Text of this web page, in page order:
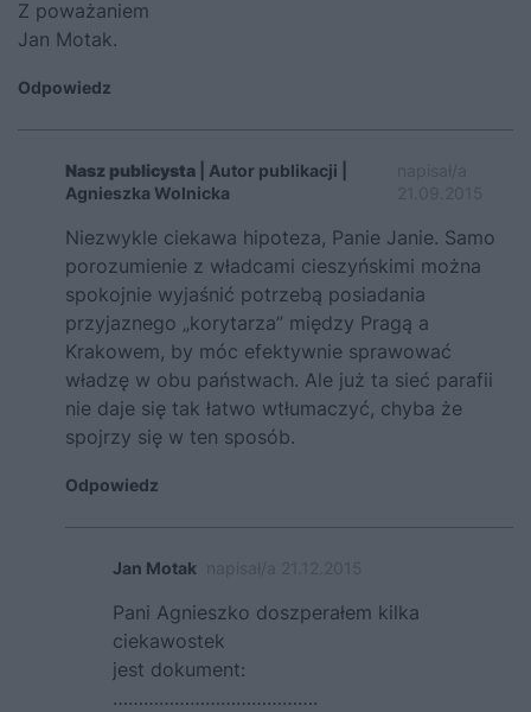
Z poważaniem
Jan Motak.
Odpowiedz
Nasz publicysta | Autor publikacji |
Agnieszka Wolnicka
Niezwykle ciekawa hipoteza, Panie Janie. Samo
porozumienie z władcami cieszyńskimi można
spokojnie wyjaśnić potrzebą posiadania
przyjaznego „korytarza” między Pragą a
Krakowem, by móc efektywnie sprawować
władzę w obu państwach. Ale już ta sieć parafii
nie daje się tak łatwo wtłumaczyć, chyba że
spojrzy się w ten sposób.
Odpowiedz
Jan Motak
Pani Agnieszko doszperałem kilka
ciekawostek
jest dokument:
………………………………….